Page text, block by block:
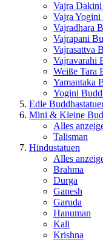
Vajra
Vajra
Vajradhara
Vajrapani
Vajrasattva
Vajravarahi
Weiße Tara
Yamantaka
Yogini
Edle
Mini & Kleine
Alles
Talisman
Hindustatuen
Alles
Brahma
Durga
Ganesh
Garuda
Hanuman
Kali
Krishna